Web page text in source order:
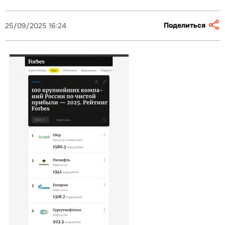
25/09/2025 16:24 Поделиться